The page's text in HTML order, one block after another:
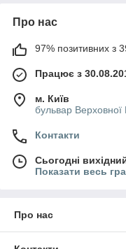
Про нас
97% позитивних з 39
Працює з
м. Київ
бульвар Верховної
Контакти
Сьогодні
Показати весь
Про нас